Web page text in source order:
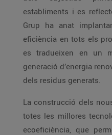
establiments i es
Grup ha anat
eficiència en tots els
es tradueixen en un
generació d’energia
dels residus generats.
La construcció dels
totes les millores
ecoeficiència, que